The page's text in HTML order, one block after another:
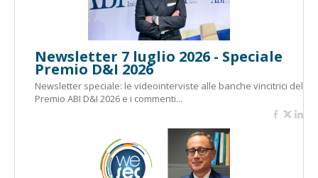
Newsletter 7 luglio 2026 - Speciale
Premio D&I 2026
Newsletter speciale: le videointerviste alle banche vincitrici del
Premio ABI D&I 2026 e i commenti...